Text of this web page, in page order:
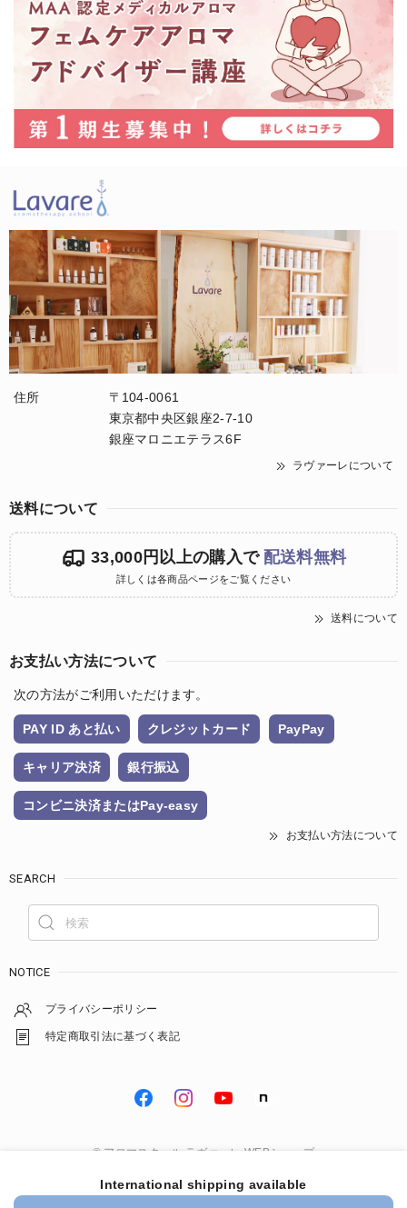
住所
〒104-0061
東京都中央区銀座2-7-10
銀座マロニエテラス6F
ラヴァーレについて
送料について
33,000円以上の購入で 配送料無料
詳しくは各商品ページをご覧ください
送料について
お支払い方法について
次の方法がご利用いただけます。
PAY ID あと払い クレジットカード PayPay
キャリア決済 銀行振込
コンビニ決済またはPay-easy
お支払い方法について
SEARCH
NOTICE
プライバシーポリシー
特定商取引法に基づく表記
© アロマスクール ラヴァーレ WEBショップ
International shipping available